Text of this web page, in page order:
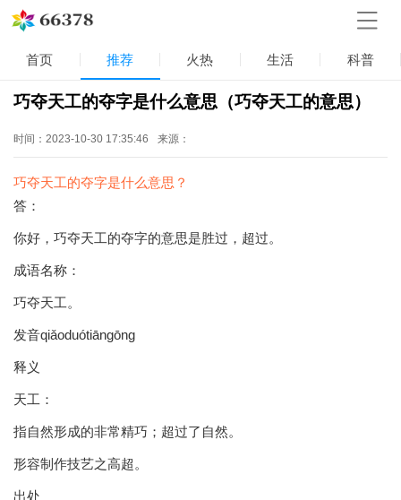
首页 推荐 火热 生活 科普
巧夺天工的夺字是什么意思（巧夺天工的意思）
时间：2023-10-30 17:35:46 来源：
巧夺天工的夺字是什么意思？
答：
你好，巧夺天工的夺字的意思是胜过，超过。
成语名称：
巧夺天工。
发音qiǎoduótiāngōng
释义
天工：
指自然形成的非常精巧；超过了自然。
形容制作技艺之高超。
出处